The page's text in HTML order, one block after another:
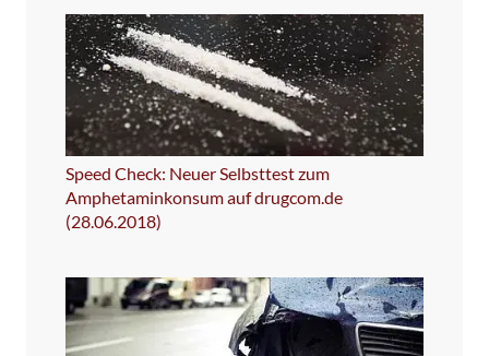
Speed Check: Neuer Selbsttest zum
Amphetaminkonsum auf drugcom.de
(28.06.2018)